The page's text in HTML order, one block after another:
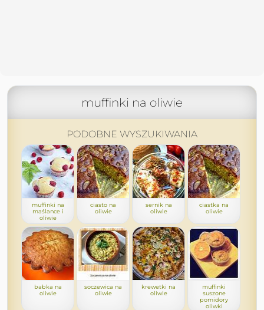
muffinki na oliwie
PODOBNE WYSZUKIWANIA
muffinki na
maślance i
oliwie
ciasto na
oliwie
sernik na
oliwie
ciastka na
oliwie
babka na
oliwie
soczewica na
oliwie
krewetki na
oliwie
muffinki
suszone
pomidory
oliwki